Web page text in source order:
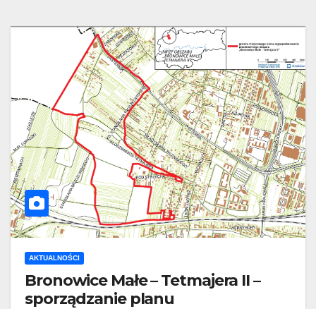
AKTUALNOŚCI
Bronowice Małe – Tetmajera II –
sporządzanie planu